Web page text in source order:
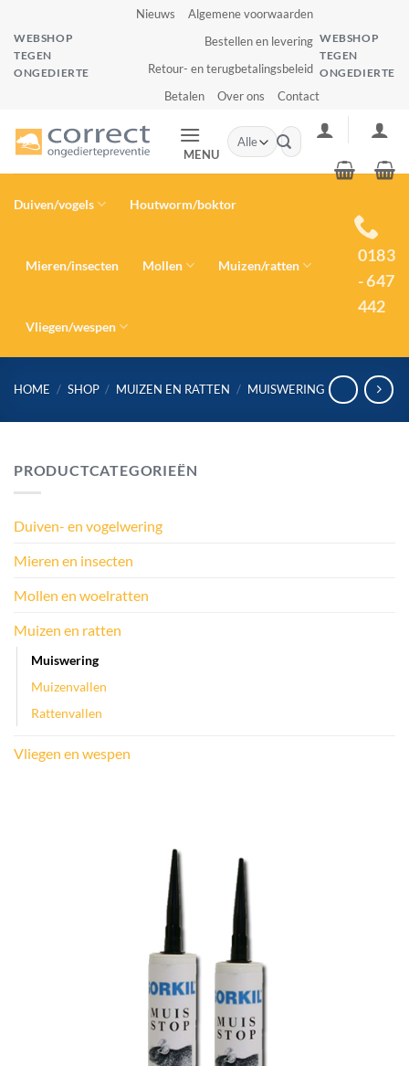
naar
inhoud
WEBSHOP
TEGEN
ONGEDIERTE
Nieuws
Algemene voorwaarden
Bestellen en levering
Retour- en terugbetalingsbeleid
Betalen
Over ons Contact
WEBSHOP
TEGEN
ONGEDIERTE
MENU
Zoeken
naar:
Duiven/vogels Houtworm/boktor
Mieren/insecten Mollen Muizen/ratten
Vliegen/wespen
0183
- 647
442
HOME / SHOP / MUIZEN EN RATTEN / MUISWERING
PRODUCTCATEGORIEËN
Duiven- en vogelwering
Mieren en insecten
Mollen en woelratten
Muizen en ratten
Muiswering
Muizenvallen
Rattenvallen
Vliegen en wespen